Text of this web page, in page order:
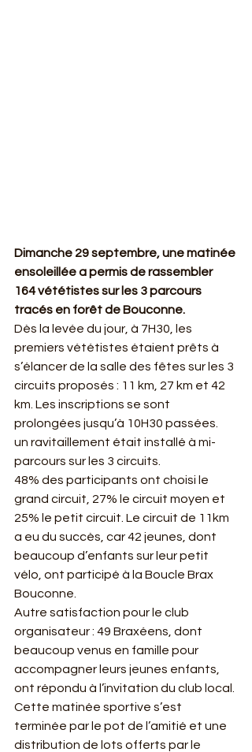
Dimanche 29 septembre, une matinée
ensoleillée a permis de rassembler
164 vététistes sur les 3 parcours
tracés en forêt de Bouconne.
Dès la levée du jour, à 7H30, les
premiers vététistes étaient prêts à
s’élancer de la salle des fêtes sur les 3
circuits proposés : 11 km, 27 km et 42
km. Les inscriptions se sont
prolongées jusqu’à 10H30 passées.
un ravitaillement était installé à mi-
parcours sur les 3 circuits.
48% des participants ont choisi le
grand circuit, 27% le circuit moyen et
25% le petit circuit. Le circuit de 11km
a eu du succès, car 42 jeunes, dont
beaucoup d’enfants sur leur petit
vélo, ont participé à la Boucle Brax
Bouconne.
Autre satisfaction pour le club
organisateur : 49 Braxéens, dont
beaucoup venus en famille pour
accompagner leurs jeunes enfants,
ont répondu à l’invitation du club local.
Cette matinée sportive s’est
terminée par le pot de l’amitié et une
distribution de lots offerts par le